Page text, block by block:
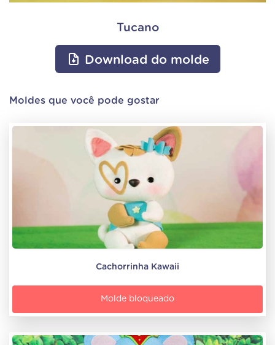
Tucano
Download do molde
Moldes que você pode gostar
Cachorrinha Kawaii
Molde bloqueado